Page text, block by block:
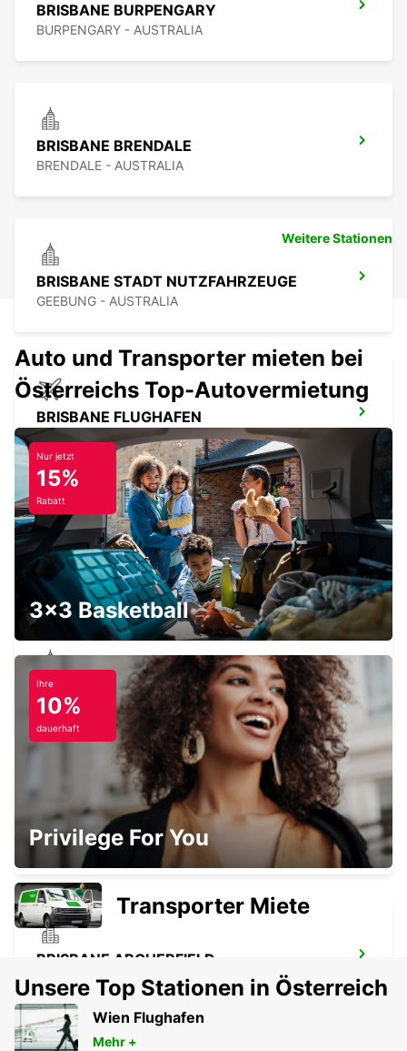
BRISBANE BURPENGARY
BURPENGARY - AUSTRALIA
BRISBANE BRENDALE
BRENDALE - AUSTRALIA
BRISBANE STADT NUTZFAHRZEUGE
GEEBUNG - AUSTRALIA
BRISBANE FLUGHAFEN
BRISBANE - AUSTRALIA
BRISBANE FORTITUDE VALLEY
FORTITUDE VALLEY - AUSTRALIA
BRISBANE CANNON HILL
TINGALPA - AUSTRALIA
BRISBANE MANSFIELD
MANSFIELD - AUSTRALIA
BRISBANE ARCHERFIELD
ARCHERFIELD - AUSTRALIA
Weitere Stationen
Auto und Transporter mieten bei
Österreichs Top-Autovermietung
Nur jetzt
15%
Rabatt
3x3 Basketball
Ihre
10%
dauerhaft
Privilege For You
Transporter Miete
Unsere Top Stationen in Österreich
Wien Flughafen
Mehr +